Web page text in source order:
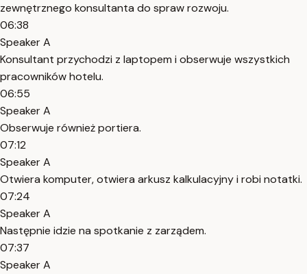
zewnętrznego konsultanta do spraw rozwoju.
06:38
Speaker A
Konsultant przychodzi z laptopem i obserwuje wszystkich
pracowników hotelu.
06:55
Speaker A
Obserwuje również portiera.
07:12
Speaker A
Otwiera komputer, otwiera arkusz kalkulacyjny i robi notatki.
07:24
Speaker A
Następnie idzie na spotkanie z zarządem.
07:37
Speaker A